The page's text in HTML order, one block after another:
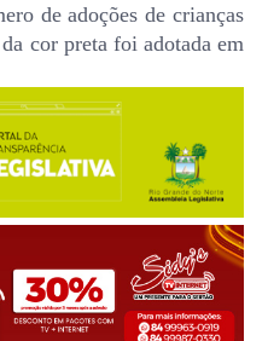
de adoções de crianças
cor preta foi adotada em